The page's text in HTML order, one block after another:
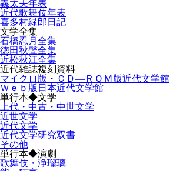
義太夫年表
近代歌舞伎年表
喜多村緑郎日記
文学全集
石橋忍月全集
徳田秋聲全集
近松秋江全集
近代雑誌複刻資料
マイクロ版・ＣＤ―ＲＯＭ版近代文学館
Ｗｅｂ版日本近代文学館
単行本◆文学
上代・中古・中世文学
近世文学
近代文学
近代文学研究双書
その他
単行本◆演劇
歌舞伎・浄瑠璃